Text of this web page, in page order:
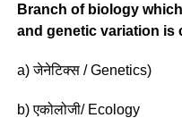
Branch of biology
and genetic variation is
a) जेनेटिक्स / Genetics)
b) एकोलोजी/ Ecology